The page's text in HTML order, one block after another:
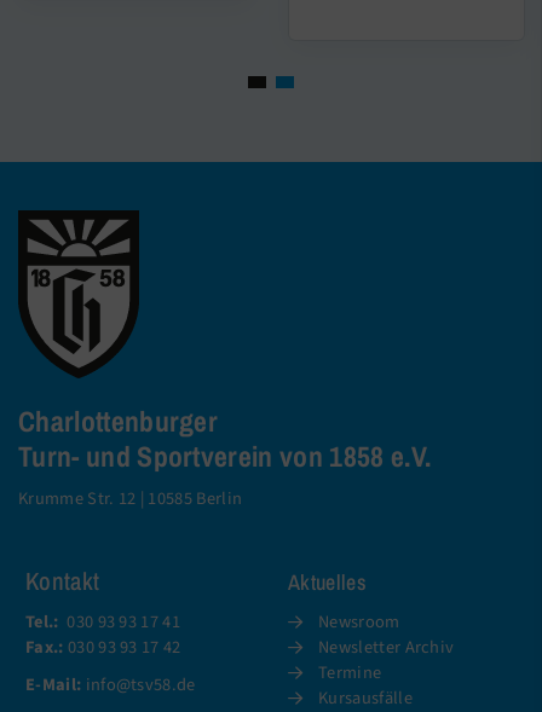
Charlottenburger
Turn- und Sportverein von 1858 e.V.
Krumme Str. 12 | 10585 Berlin
Kontakt
Tel.: 030 93 93 17 41
Fax.:030 93 93 17 42
E-Mail: info@tsv58.de
Aktuelles
Newsroom
Newsletter Archiv
Termine
Kursausfälle